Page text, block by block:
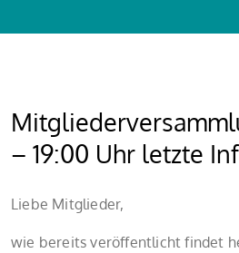
– 19:00 Uhr letzte
Liebe Mitglieder,
wie bereits veröffentlicht findet